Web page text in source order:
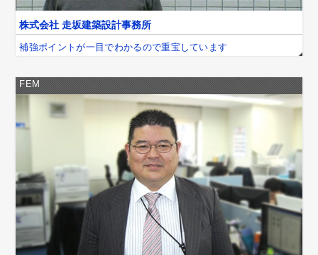
株式会社 走坂建築設計事務所
補強ポイントが一目でわかるので重宝しています
FEM